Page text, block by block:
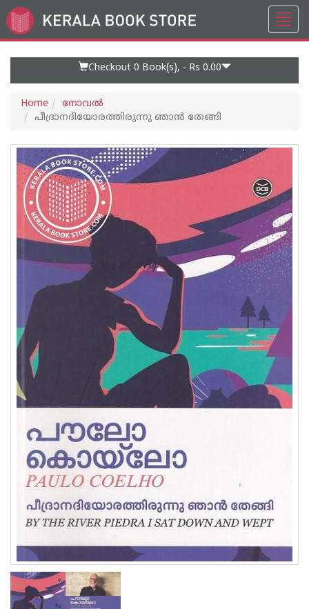
Go
to
Checkout 0 Book(s), - Rs 0.00
Home
നോവല്‍
പീദ്രാനദിയോരത്തിരുന്നു ഞാൻ തേങ്ങി